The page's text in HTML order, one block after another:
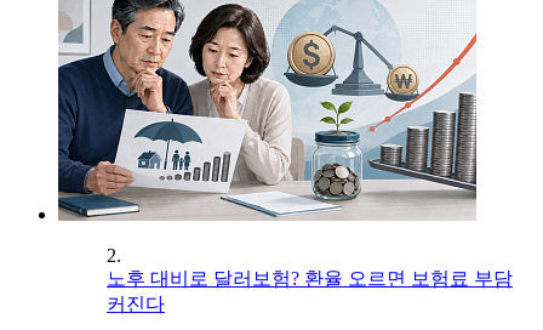
2.
노후 대비로 달러보험? 환율 오르면 보험료 부담
커진다